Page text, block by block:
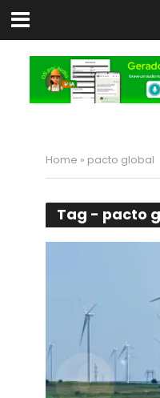
Home » pacto global
Tag - pacto